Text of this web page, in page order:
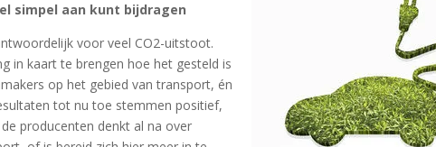
simpel aan kunt bijdragen
voor veel CO2-uitstoot.
in kaart te brengen hoe het gesteld is
op het gebied van transport, én
tot nu toe stemmen positief,
producenten denkt al na over